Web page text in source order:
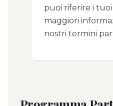
puoi riferire i
maggiori
nostri termini